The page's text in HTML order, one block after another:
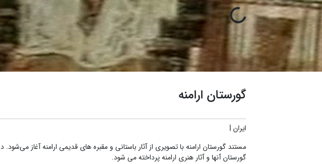
گورستان ارامنه
ایران |
مستند گورستان ارامنه با تصویری از آثار باستانی و مقبره‌ های قدیمی ارامنه آغاز
گورستان آنها و آثار هنری ارامنه پرداخته می شود.